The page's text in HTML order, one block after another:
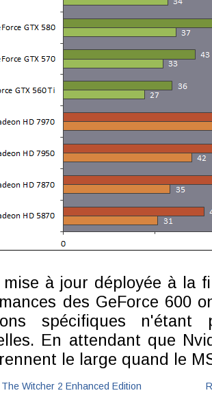
mise à jour déployée à la
des GeForce 600
spécifiques n'étant
En attendant que
le large quand le
Witcher 2 Enhanced Edition